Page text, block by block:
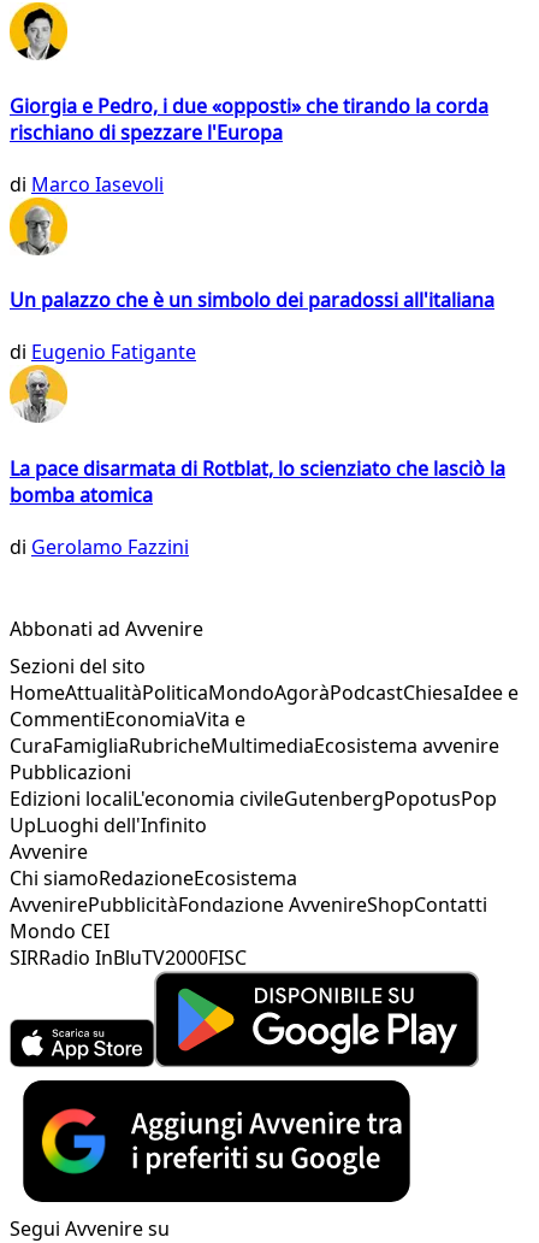
Giorgia e Pedro, i due «opposti» che tirando la corda
rischiano di spezzare l'Europa
di Marco Iasevoli
Un palazzo che è un simbolo dei paradossi all'italiana
di Eugenio Fatigante
La pace disarmata di Rotblat, lo scienziato che lasciò la
bomba atomica
di Gerolamo Fazzini
Abbonati ad Avvenire
Sezioni del sito
HomeAttualitàPoliticaMondoAgoràPodcastChiesaIdee e
CommentiEconomiaVita e
CuraFamigliaRubricheMultimediaEcosistema avvenire
Pubblicazioni
Edizioni localiL'economia civileGutenbergPopotusPop
UpLuoghi dell'Infinito
Avvenire
Chi siamoRedazioneEcosistema
AvvenirePubblicitàFondazione AvvenireShopContatti
Mondo CEI
SIRRadio InBluTV2000FISC
Segui Avvenire su